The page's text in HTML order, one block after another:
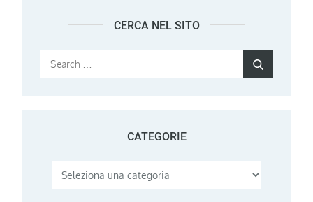
CERCA NEL SITO
Search
CATEGORIE
Categorie